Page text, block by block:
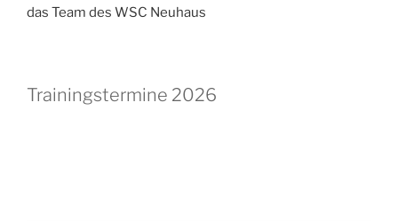
das Team des WSC Neuhaus
Trainingstermine 2026